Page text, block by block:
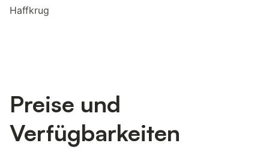
Haffkrug
Preise und
Verfügbarkeiten